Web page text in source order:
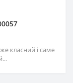
класний і саме